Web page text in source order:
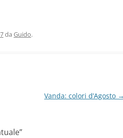
da Guido.
Vanda: colori d’Agosto →
”